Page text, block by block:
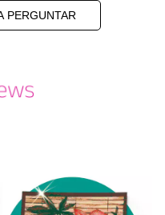
PERGUNTAR